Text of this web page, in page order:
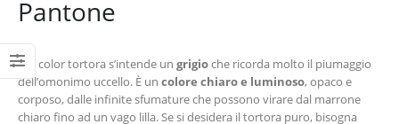
Pantone
Per color tortora s’intende un grigioche ricorda molto il piumaggio
dell’omonimo uccello. È un colore chiaro e luminoso, opaco e
corposo, dalle infinite sfumature che possono virare dal marrone
chiaro fino ad un vago lilla. Se si desidera il tortora puro, bisogna